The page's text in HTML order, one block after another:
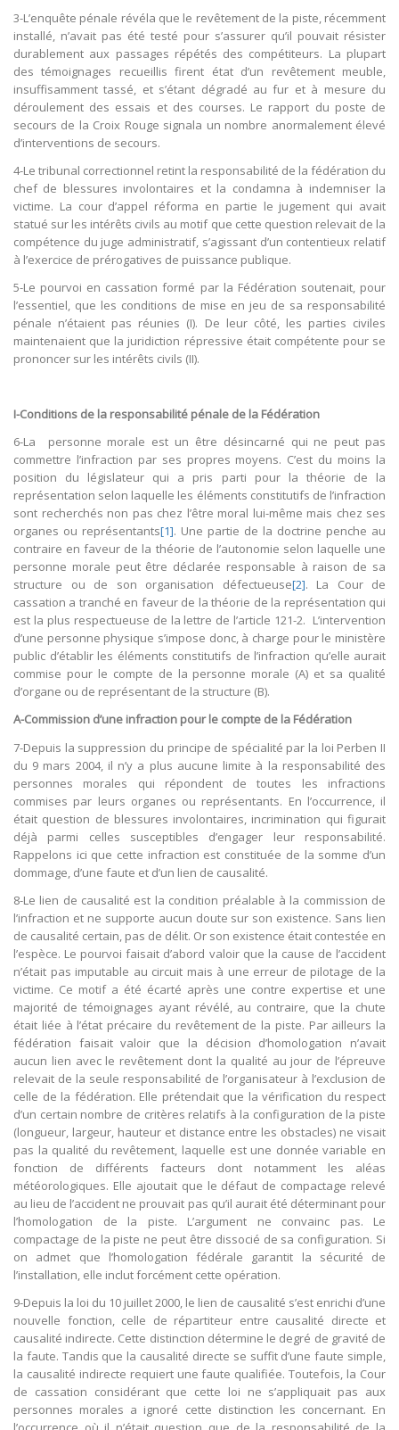
3-L’enquête pénale révéla que le revêtement de la piste, récemment
installé, n’avait pas été testé pour s’assurer qu’il pouvait résister
durablement aux passages répétés des compétiteurs. La plupart
des témoignages recueillis firent état d’un revêtement meuble,
insuffisamment tassé, et s’étant dégradé au fur et à mesure du
déroulement des essais et des courses. Le rapport du poste de
secours de la Croix Rouge signala un nombre anormalement élevé
d’interventions de secours.
4-Le tribunal correctionnel retint la responsabilité de la fédération du
chef de blessures involontaires et la condamna à indemniser la
victime. La cour d’appel réforma en partie le jugement qui avait
statué sur les intérêts civils au motif que cette question relevait de la
compétence du juge administratif, s’agissant d’un contentieux relatif
à l’exercice de prérogatives de puissance publique.
5-Le pourvoi en cassation formé par la Fédération soutenait, pour
l’essentiel, que les conditions de mise en jeu de sa responsabilité
pénale n’étaient pas réunies (I). De leur côté, les parties civiles
maintenaient que la juridiction répressive était compétente pour se
prononcer sur les intérêts civils (II).
I-Conditions de la responsabilité pénale de la Fédération
6-La personne morale est un être désincarné qui ne peut pas
commettre l’infraction par ses propres moyens. C’est du moins la
position du législateur qui a pris parti pour la théorie de la
représentation selon laquelle les éléments constitutifs de l’infraction
sont recherchés non pas chez l’être moral lui-même mais chez ses
organes ou représentants[1]. Une partie de la doctrine penche au
contraire en faveur de la théorie de l’autonomie selon laquelle une
personne morale peut être déclarée responsable à raison de sa
structure ou de son organisation défectueuse[2]. La Cour de
cassation a tranché en faveur de la théorie de la représentation qui
est la plus respectueuse de la lettre de l’article 121-2. L’intervention
d’une personne physique s’impose donc, à charge pour le ministère
public d’établir les éléments constitutifs de l’infraction qu’elle aurait
commise pour le compte de la personne morale (A) et sa qualité
d’organe ou de représentant de la structure (B).
A-Commission d’une infraction pour le compte de la Fédération
7-Depuis la suppression du principe de spécialité par la loi Perben II
du 9 mars 2004, il n’y a plus aucune limite à la responsabilité des
personnes morales qui répondent de toutes les infractions
commises par leurs organes ou représentants. En l’occurrence, il
était question de blessures involontaires, incrimination qui figurait
déjà parmi celles susceptibles d’engager leur responsabilité.
Rappelons ici que cette infraction est constituée de la somme d’un
dommage, d’une faute et d’un lien de causalité.
8-Le lien de causalité est la condition préalable à la commission de
l’infraction et ne supporte aucun doute sur son existence. Sans lien
de causalité certain, pas de délit. Or son existence était contestée en
l’espèce. Le pourvoi faisait d’abord valoir que la cause de l’accident
n’était pas imputable au circuit mais à une erreur de pilotage de la
victime. Ce motif a été écarté après une contre expertise et une
majorité de témoignages ayant révélé, au contraire, que la chute
était liée à l’état précaire du revêtement de la piste. Par ailleurs la
fédération faisait valoir que la décision d’homologation n’avait
aucun lien avec le revêtement dont la qualité au jour de l’épreuve
relevait de la seule responsabilité de l’organisateur à l’exclusion de
celle de la fédération. Elle prétendait que la vérification du respect
d’un certain nombre de critères relatifs à la configuration de la piste
(longueur, largeur, hauteur et distance entre les obstacles) ne visait
pas la qualité du revêtement, laquelle est une donnée variable en
fonction de différents facteurs dont notamment les aléas
météorologiques. Elle ajoutait que le défaut de compactage relevé
au lieu de l’accident ne prouvait pas qu’il aurait été déterminant pour
l’homologation de la piste. L’argument ne convainc pas. Le
compactage de la piste ne peut être dissocié de sa configuration. Si
on admet que l’homologation fédérale garantit la sécurité de
l’installation, elle inclut forcément cette opération.
9-Depuis la loi du 10 juillet 2000, le lien de causalité s’est enrichi d’une
nouvelle fonction, celle de répartiteur entre causalité directe et
causalité indirecte. Cette distinction détermine le degré de gravité de
la faute. Tandis que la causalité directe se suffit d’une faute simple,
la causalité indirecte requiert une faute qualifiée. Toutefois, la Cour
de cassation considérant que cette loi ne s’appliquait pas aux
personnes morales a ignoré cette distinction les concernant. En